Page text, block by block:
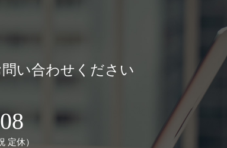
い合わせください
定休）